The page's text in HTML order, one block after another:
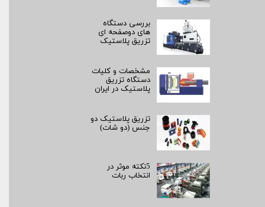
بررسی دستگاه
های دوصفحه ای
تزریق پلاستیک
مشخصات و کلیات
دستگاه تزریق
پلاستیک در ایران
تزریق پلاستیک دو
جنس (دو شات)
5نکته موثر در
انتخاب ربات